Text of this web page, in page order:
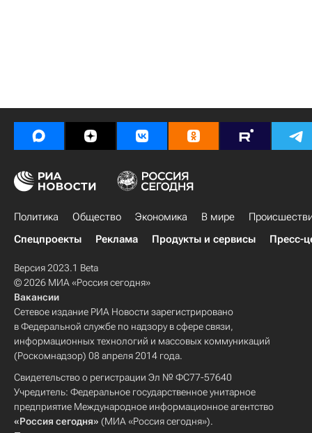
Политика Общество Экономика В мире
Спецпроекты
Реклама Продукты и сервисы Пресс-
Версия 2023.1 Beta
© 2026 МИА «Россия сегодня»
Вакансии
Сетевое издание РИА Новости зарегистрировано
в Федеральной службе по надзору в сфере связи,
информационных технологий и массовых коммуникаций
(Роскомнадзор) 08 апреля 2014 года.
Свидетельство о регистрации Эл № ФС77-57640
Учредитель: Федеральное государственное унитарное
предприятие Международное информационное агентство
«Россия сегодня» (МИА «Россия сегодня»).